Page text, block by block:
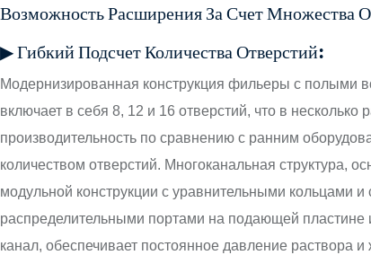
Возможность Расширения За Счет Множества
▶ Гибкий Подсчет Количества Отверстий:
Модернизированная конструкция фильеры с полыми
включает в себя 8, 12 и 16 отверстий, что в несколько
производительность по сравнению с ранним
количеством отверстий. Многоканальная структура,
модульной конструкции с уравнительными кольцами
распределительными портами на подающей пластине
канал, обеспечивает постоянное давление раствора